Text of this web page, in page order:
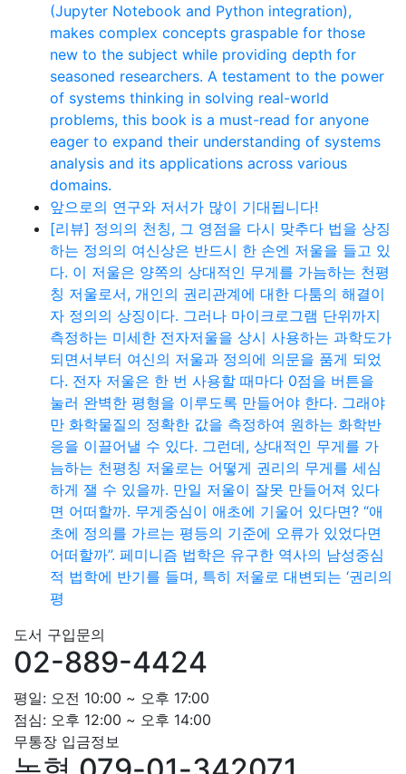
(Jupyter Notebook and Python integration),
makes complex concepts graspable for those
new to the subject while providing depth for
seasoned researchers. A testament to the power
of systems thinking in solving real-world
problems, this book is a must-read for anyone
eager to expand their understanding of systems
analysis and its applications across various
domains.
앞으로의 연구와 저서가 많이 기대됩니다!
[리뷰] 정의의 천칭, 그 영점을 다시 맞추다 법을 상징
하는 정의의 여신상은 반드시 한 손엔 저울을 들고 있
다. 이 저울은 양쪽의 상대적인 무게를 가늠하는 천평
칭 저울로서, 개인의 권리관계에 대한 다툼의 해결이
자 정의의 상징이다. 그러나 마이크로그램 단위까지
측정하는 미세한 전자저울을 상시 사용하는 과학도가
되면서부터 여신의 저울과 정의에 의문을 품게 되었
다. 전자 저울은 한 번 사용할 때마다 0점을 버튼을
눌러 완벽한 평형을 이루도록 만들어야 한다. 그래야
만 화학물질의 정확한 값을 측정하여 원하는 화학반
응을 이끌어낼 수 있다. 그런데, 상대적인 무게를 가
늠하는 천평칭 저울로는 어떻게 권리의 무게를 세심
하게 잴 수 있을까. 만일 저울이 잘못 만들어져 있다
면 어떠할까. 무게중심이 애초에 기울어 있다면? “애
초에 정의를 가르는 평등의 기준에 오류가 있었다면
어떠할까”. 페미니즘 법학은 유구한 역사의 남성중심
적 법학에 반기를 들며, 특히 저울로 대변되는 ‘권리의
평
도서 구입문의
02-889-4424
평일: 오전 10:00 ~ 오후 17:00
점심: 오후 12:00 ~ 오후 14:00
무통장 입금정보